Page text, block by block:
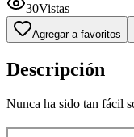
30Vistas
Agregar a favoritos
Descripción
Nunca ha sido tan fácil